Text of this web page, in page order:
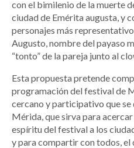
con el bimilenio de la muerte
ciudad de Emérita augusta, y
personajes más
Augusto, nombre del payaso
“tonto” de la pareja junto al
Esta propuesta pretende
programación del festival de
cercano y participativo que se
Mérida, que sirva para
espíritu del festival a los
y para compartir con todos, el